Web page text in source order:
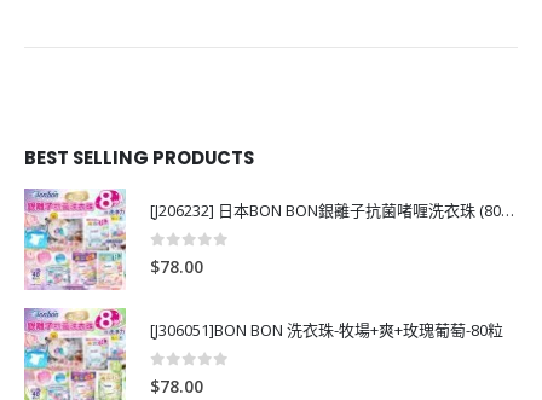
BEST SELLING PRODUCTS
[J206232] 日本BON BON銀離子抗菌啫喱洗衣珠 (80粒)
0out of 5
$78.00
[J306051]BON BON 洗衣珠-牧場+爽+玫瑰葡萄-80粒
0out of 5
$78.00